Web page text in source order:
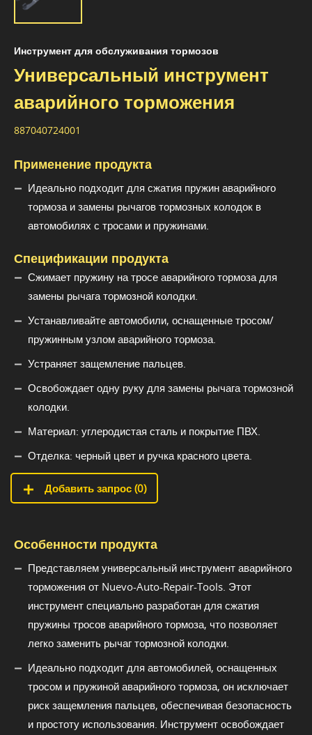
Инструмент для обслуживания тормозов
Универсальный инструмент
аварийного торможения
887040724001
Применение продукта
Идеально подходит для сжатия пружин аварийного
тормоза и замены рычагов тормозных колодок в
автомобилях с тросами и пружинами.
Спецификации продукта
Сжимает пружину на тросе аварийного тормоза для
замены рычага тормозной колодки.
Устанавливайте автомобили, оснащенные тросом/
пружинным узлом аварийного тормоза.
Устраняет защемление пальцев.
Освобождает одну руку для замены рычага тормозной
колодки.
Материал: углеродистая сталь и покрытие ПВХ.
Отделка: черный цвет и ручка красного цвета.
Добавить запрос (0)
Особенности продукта
Представляем универсальный инструмент аварийного
торможения от Nuevo-Auto-Repair-Tools. Этот
инструмент специально разработан для сжатия
пружины тросов аварийного тормоза, что позволяет
легко заменить рычаг тормозной колодки.
Идеально подходит для автомобилей, оснащенных
тросом и пружиной аварийного тормоза, он исключает
риск защемления пальцев, обеспечивая безопасность
и простоту использования. Инструмент освобождает